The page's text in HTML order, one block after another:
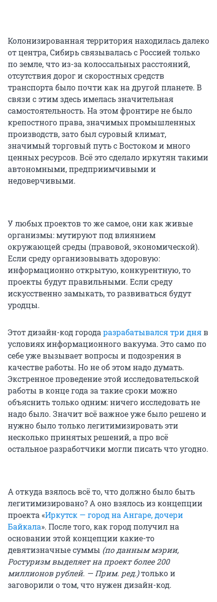
Колонизированная территория находилась далеко
от центра, Сибирь связывалась с Россией только
по земле, что из-за колоссальных расстояний,
отсутствия дорог и скоростных средств
транспорта было почти как на другой планете. В
связи с этим здесь имелась значительная
самостоятельность. На этом фронтире не было
крепостного права, значимых промышленных
производств, зато был суровый климат,
значимый торговый путь с Востоком и много
ценных ресурсов. Всё это сделало иркутян такими
автономными, предприимчивыми и
недоверчивыми.
У любых проектов то же самое, они как живые
организмы: мутируют под влиянием
окружающей среды (правовой, экономической).
Если среду организовывать здоровую:
информационно открытую, конкурентную, то
проекты будут правильными. Если среду
искусственно замыкать, то развиваться будут
уродцы.
Этот дизайн-код городаразрабатывался три дняв
условиях информационного вакуума. Это само по
себе уже вызывает вопросы и подозрения в
качестве работы. Но не об этом надо думать.
Экстренное проведение этой исследовательской
работы в конце года за такие сроки можно
объяснить только одним: ничего исследовать не
надо было. Значит всё важное уже было решено и
нужно было только легитимизировать эти
несколько принятых решений, а про всё
остальное разработчики могли писать что угодно.
А откуда взялось всё то, что должно было быть
легитимизировано? А оно взялось из концепции
проекта «Иркутск — город на Ангаре, дочери
Байкала». После того, как город получил на
основании этой концепции какие-то
девятизначные суммы (по данным мэрии,
Ростуризм выделяет на проект более 200
миллионов рублей. — Прим. ред.)только и
заговорили о том, что нужен дизайн-код.